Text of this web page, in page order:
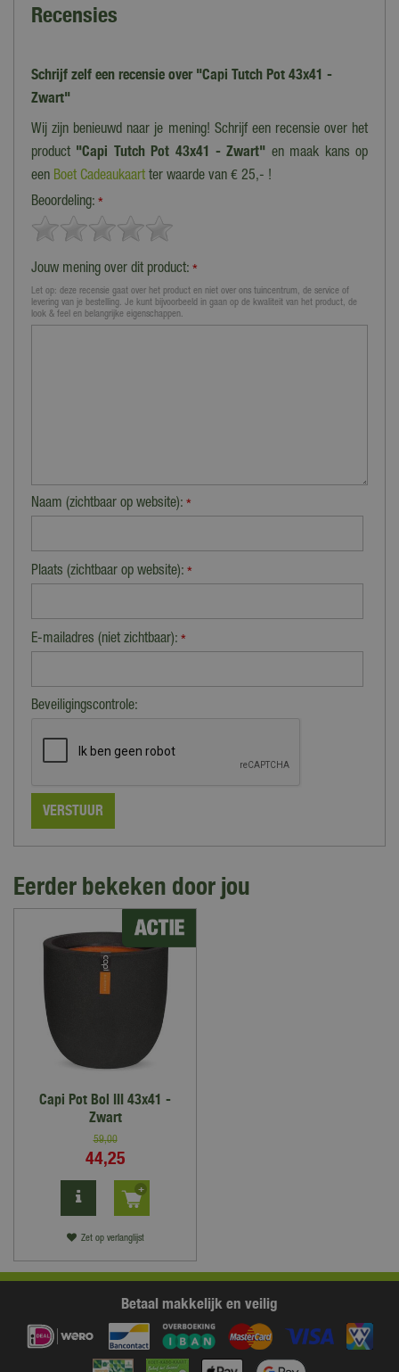
Recensies
Schrijf zelf een recensie over "Capi Tutch Pot 43x41 -
Zwart"
Wij zijn benieuwd naar je mening! Schrijf een recensie over het
product "Capi Tutch Pot 43x41 - Zwart" en maak kans op
een Boet Cadeaukaart ter waarde van € 25,- !
Beoordeling: *
Jouw mening over dit product: *
Let op: deze recensie gaat over het product en niet over ons tuincentrum, de service of
levering van je bestelling. Je kunt bijvoorbeeld in gaan op de kwaliteit van het product, de
look & feel en belangrijke eigenschappen.
Naam (zichtbaar op website): *
Plaats (zichtbaar op website): *
E-mailadres (niet zichtbaar): *
Beveiligingscontrole:
Eerder bekeken door jou
Capi Pot Bol III 43x41 -
Zwart
59,00
44,25
Zet op verlanglijst
Betaal makkelijk en veilig